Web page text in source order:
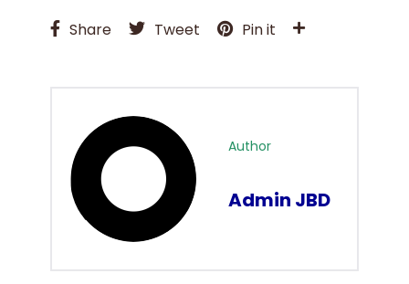
Share Tweet Pin it
Author
Admin JBD